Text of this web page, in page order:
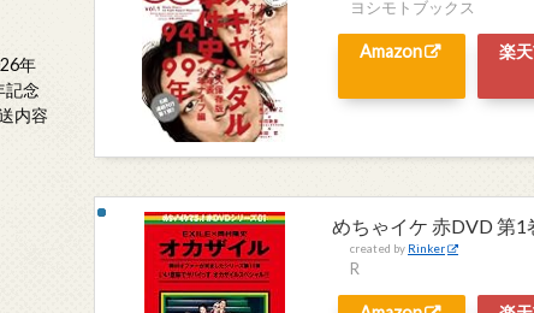
ヨシモトブックス
Amazon 楽
めちゃイケ 赤DVD 第1
created by Rinker
R
年
記念
内容